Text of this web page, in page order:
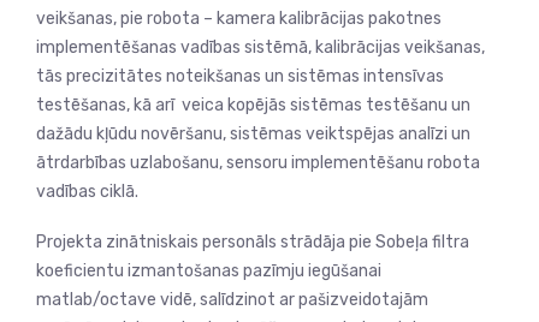
veikšanas, pie robota – kamera kalibrācijas pakotnes
implementēšanas vadības sistēmā, kalibrācijas veikšanas,
tās precizitātes noteikšanas un sistēmas intensīvas
testēšanas, kā arī veica kopējās sistēmas testēšanu un
dažādu kļūdu novēršanu, sistēmas veiktspējas analīzi un
ātrdarbības uzlabošanu, sensoru implementēšanu robota
vadības ciklā.
Projekta zinātniskais personāls strādāja pie Sobeļa filtra
koeficientu izmantošanas pazīmju iegūšanai
matlab/octave vidē, salīdzinot ar pašizveidotajām